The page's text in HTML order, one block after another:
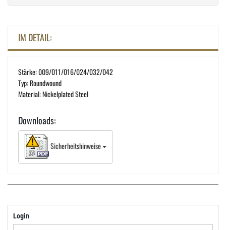
IM DETAIL:
Stärke: 009/011/016/024/032/042
Typ: Roundwound
Material: Nickelplated Steel
Downloads:
Sicherheitshinweise
Login